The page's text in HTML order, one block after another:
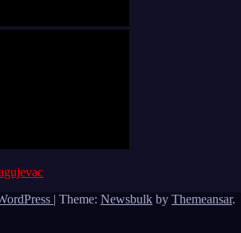
| Theme: Newsbulk by Themeansar.